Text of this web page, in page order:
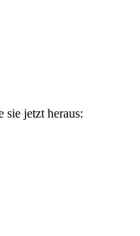
sie jetzt heraus: